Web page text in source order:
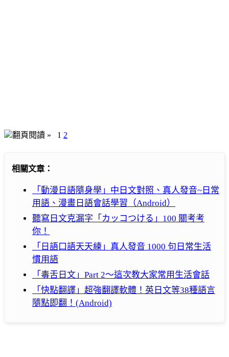
翻頁閱讀 » 1 2
相關文章：
「動漫日語隨身學」中日文對照、真人發音~日常
用語、漫畫日語會話學習（Android）
聽寫日文克漏字「カッコつける」100 關考考
你！
「日語口語天天練」真人發音 1000 句日常生活
慣用語
「毒舌日文」Part 2～這次教大家常用生活會話
「快點翻譯」超強翻譯軟體！英日文等38種語言
隨點即翻！(Android)